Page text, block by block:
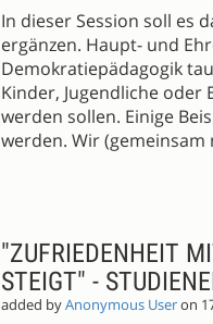
In dieser Session soll es
ergänzen. Haupt- und
Demokratiepädagogik
Kinder, Jugendliche
werden sollen. Einige
werden. Wir (gemeinsam
"ZUFRIEDENHEIT
STEIGT" -
added byAnonymous Useron